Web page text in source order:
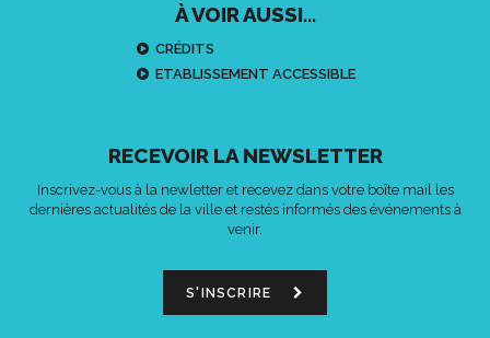
À VOIR AUSSI...
CRÉDITS
ETABLISSEMENT ACCESSIBLE
RECEVOIR LA NEWSLETTER
Inscrivez-vous à la newletter et recevez dans votre boîte mail les
dernières actualités de la ville et restés informés des événements à
venir.
S'INSCRIRE